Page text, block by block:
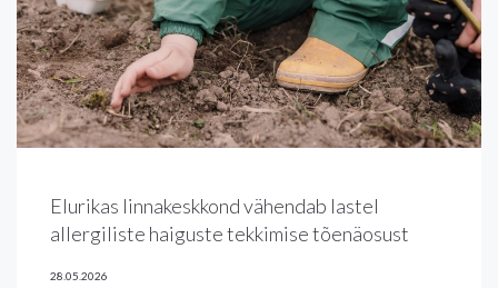
Elurikas linnakeskkond vähendab lastel
allergiliste haiguste tekkimise tõenäosust
28.05.2026